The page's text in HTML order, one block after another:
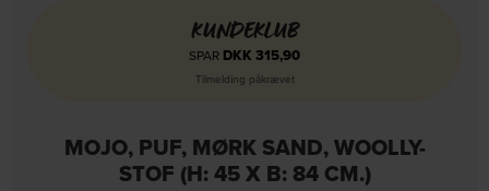
KUNDEKLUB
SPAR DKK 315,90
Tilmelding påkrævet
MOJO, PUF, MØRK SAND, WOOLLY-
STOF (H: 45 X B: 84 CM.)